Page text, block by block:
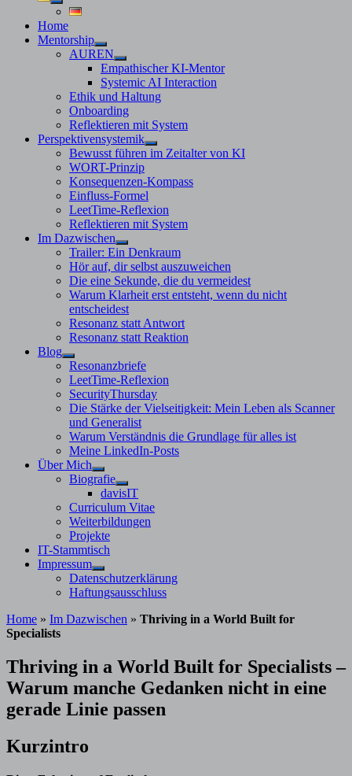
Untermenü
anzeigen
Home
Mentorship
Untermenü
anzeigen
AUREN
Untermenü
anzeigen
Empathischer KI-Mentor
Systemic AI Interaction
Ethik und Haltung
Onboarding
Reflektieren mit System
Perspektivensystemik
Untermenü
anzeigen
Bewusst führen im Zeitalter von KI
WORT-Prinzip
Konsequenzen-Kompass
Einfluss-Formel
LeetTime-Reflexion
Reflektieren mit System
Im Dazwischen
Untermenü
anzeigen
Trailer: Ein Denkraum
Hör auf, dir selbst auszuweichen
Die eine Sekunde, die du vermeidest
Warum Klarheit erst entsteht, wenn du nicht
entscheidest
Resonanz statt Antwort
Resonanz statt Reaktion
Blog
Untermenü
anzeigen
Resonanzbriefe
LeetTime-Reflexion
SecurityThursday
Die Stärke der Vielseitigkeit: Mein Leben als Scanner
und Generalist
Warum Verständnis die Grundlage für alles ist
Meine LinkedIn-Posts
Über Mich
Untermenü
anzeigen
Biografie
Untermenü
anzeigen
davisIT
Curriculum Vitae
Weiterbildungen
Projekte
IT-Stammtisch
Impressum
Untermenü
anzeigen
Datenschutzerklärung
Haftungsausschluss
Home » Im Dazwischen » Thriving in a World Built for
Specialists
Thriving in a World Built for Specialists –
Warum manche Gedanken nicht in eine
gerade Linie passen
Kurzintro